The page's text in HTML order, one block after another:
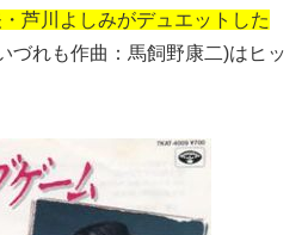
芦川よしみがデュエットした
づれも作曲：馬飼野康二)はヒッ